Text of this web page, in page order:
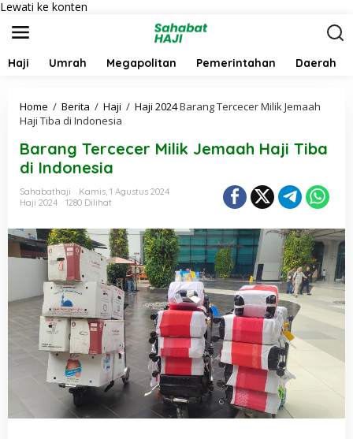
Lewati ke konten
Haji Umrah Megapolitan Pemerintahan Daerah
Home / Berita / Haji / Haji 2024Barang Tercecer Milik Jemaah
Haji Tiba di Indonesia
Barang Tercecer Milik Jemaah Haji Tiba
di Indonesia
Sahabathaji
Kamis, 1 Agustus 2024
Haji 2024
1280 Dilihat